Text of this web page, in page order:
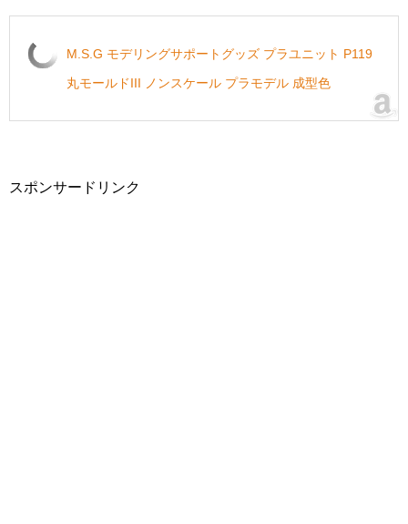
M.S.G モデリングサポートグッズ プラユニット P119
丸モールドIII ノンスケール プラモデル 成型色
スポンサードリンク